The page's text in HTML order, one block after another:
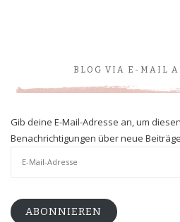
BLOG VIA E-MAIL
Gib deine E-Mail-Adresse an, um
Benachrichtigungen über neue
ABONNIEREN